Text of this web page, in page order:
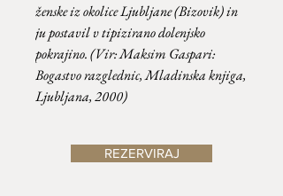
ženske iz okolice Ljubljane (Bizovik) in
ju postavil v tipizirano dolenjsko
pokrajino. (Vir: Maksim Gaspari:
Bogastvo razglednic, Mladinska knjiga,
Ljubljana, 2000)
REZERVIRAJ